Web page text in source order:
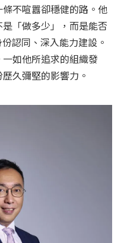
不喧囂卻穩健的路。他
「做多少」，而是能否
認同、深入能力建設。
如他所追求的組織發
久彌堅的影響力。